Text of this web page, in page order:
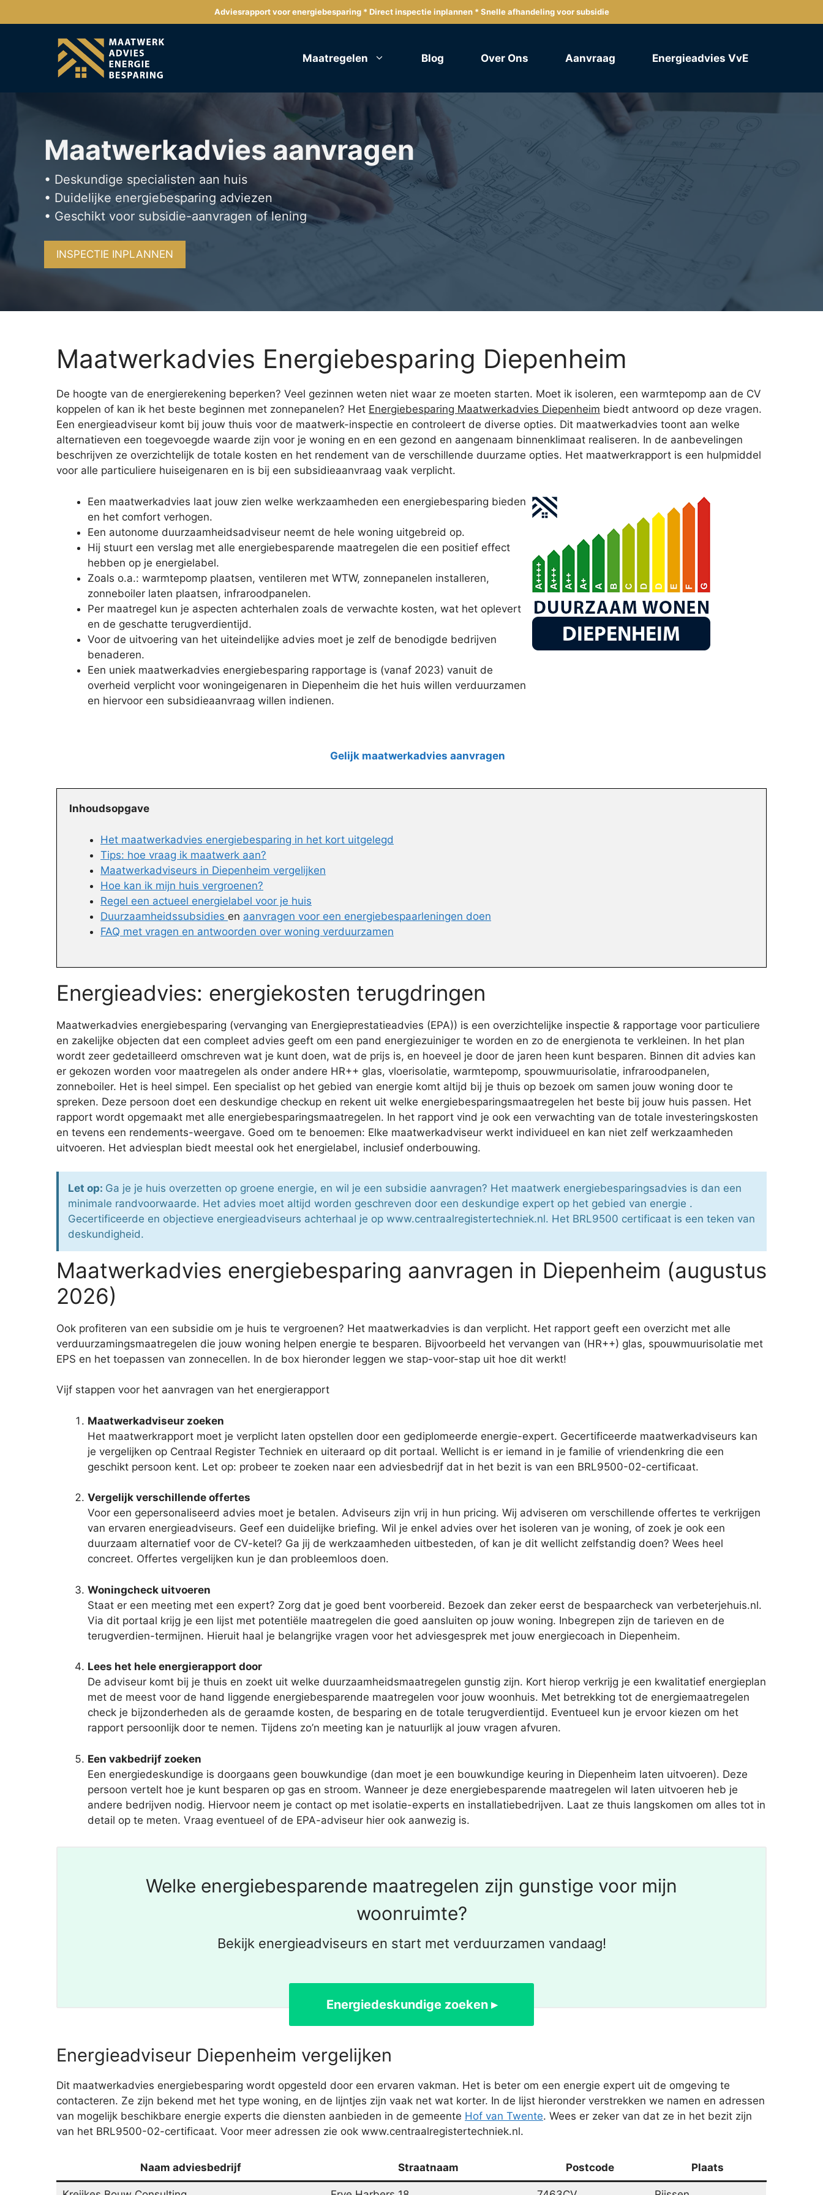
naar
Adviesrapport voor energiebesparing * Direct inspectie inplannen * Snelle afhandeling voor subsidie
Maatregelen Blog Over Ons Aanvraag Energieadvies VvE
Maatwerkadvies aanvragen
• Deskundige specialisten aan huis
• Duidelijke energiebesparing adviezen
• Geschikt voor subsidie-aanvragen of lening
INSPECTIE INPLANNEN
Maatwerkadvies Energiebesparing Diepenheim
De hoogte van de energierekening beperken? Veel gezinnen weten niet waar ze moeten starten. Moet ik isoleren, een warmtepomp aan de CV
koppelen of kan ik het beste beginnen met zonnepanelen? Het Energiebesparing Maatwerkadvies Diepenheim biedt antwoord op deze vragen.
Een energieadviseur komt bij jouw thuis voor de maatwerk-inspectie en controleert de diverse opties. Dit maatwerkadvies toont aan welke
alternatieven een toegevoegde waarde zijn voor je woning en en een gezond en aangenaam binnenklimaat realiseren. In de aanbevelingen
beschrijven ze overzichtelijk de totale kosten en het rendement van de verschillende duurzame opties. Het maatwerkrapport is een hulpmiddel
voor alle particuliere huiseigenaren en is bij een subsidieaanvraag vaak verplicht.
Een maatwerkadvies laat jouw zien welke werkzaamheden een energiebesparing bieden
en het comfort verhogen.
Een autonome duurzaamheidsadviseur neemt de hele woning uitgebreid op.
Hij stuurt een verslag met alle energiebesparende maatregelen die een positief effect
hebben op je energielabel.
Zoals o.a.: warmtepomp plaatsen, ventileren met WTW, zonnepanelen installeren,
zonneboiler laten plaatsen, infraroodpanelen.
Per maatregel kun je aspecten achterhalen zoals de verwachte kosten, wat het oplevert
en de geschatte terugverdientijd.
Voor de uitvoering van het uiteindelijke advies moet je zelf de benodigde bedrijven
benaderen.
Een uniek maatwerkadvies energiebesparing rapportage is (vanaf 2023) vanuit de
overheid verplicht voor woningeigenaren in Diepenheim die het huis willen verduurzamen
en hiervoor een subsidieaanvraag willen indienen.
Gelijk maatwerkadvies aanvragen
Inhoudsopgave
Het maatwerkadvies energiebesparing in het kort uitgelegd
Tips: hoe vraag ik maatwerk aan?
Maatwerkadviseurs in Diepenheim vergelijken
Hoe kan ik mijn huis vergroenen?
Regel een actueel energielabel voor je huis
Duurzaamheidssubsidies en aanvragen voor een energiebespaarleningen doen
FAQ met vragen en antwoorden over woning verduurzamen
Energieadvies: energiekosten terugdringen
Maatwerkadvies energiebesparing (vervanging van Energieprestatieadvies (EPA)) is een overzichtelijke inspectie & rapportage voor particuliere
en zakelijke objecten dat een compleet advies geeft om een pand energiezuiniger te worden en zo de energienota te verkleinen. In het plan
wordt zeer gedetailleerd omschreven wat je kunt doen, wat de prijs is, en hoeveel je door de jaren heen kunt besparen. Binnen dit advies kan
er gekozen worden voor maatregelen als onder andere HR++ glas, vloerisolatie, warmtepomp, spouwmuurisolatie, infraroodpanelen,
zonneboiler. Het is heel simpel. Een specialist op het gebied van energie komt altijd bij je thuis op bezoek om samen jouw woning door te
spreken. Deze persoon doet een deskundige checkup en rekent uit welke energiebesparingsmaatregelen het beste bij jouw huis passen. Het
rapport wordt opgemaakt met alle energiebesparingsmaatregelen. In het rapport vind je ook een verwachting van de totale investeringskosten
en tevens een rendements-weergave. Goed om te benoemen: Elke maatwerkadviseur werkt individueel en kan niet zelf werkzaamheden
uitvoeren. Het adviesplan biedt meestal ook het energielabel, inclusief onderbouwing.
Let op: Ga je je huis overzetten op groene energie, en wil je een subsidie aanvragen? Het maatwerk energiebesparingsadvies is dan een
minimale randvoorwaarde. Het advies moet altijd worden geschreven door een deskundige expert op het gebied van energie .
Gecertificeerde en objectieve energieadviseurs achterhaal je op www.centraalregistertechniek.nl. Het BRL9500 certificaat is een teken van
deskundigheid.
Maatwerkadvies energiebesparing aanvragen in Diepenheim (augustus
2026)
Ook profiteren van een subsidie om je huis te vergroenen? Het maatwerkadvies is dan verplicht. Het rapport geeft een overzicht met alle
verduurzamingsmaatregelen die jouw woning helpen energie te besparen. Bijvoorbeeld het vervangen van (HR++) glas, spouwmuurisolatie met
EPS en het toepassen van zonnecellen. In de box hieronder leggen we stap-voor-stap uit hoe dit werkt!
Vijf stappen voor het aanvragen van het energierapport
Maatwerkadviseur zoeken
Het maatwerkrapport moet je verplicht laten opstellen door een gediplomeerde energie-expert. Gecertificeerde maatwerkadviseurs kan
je vergelijken op Centraal Register Techniek en uiteraard op dit portaal. Wellicht is er iemand in je familie of vriendenkring die een
geschikt persoon kent. Let op: probeer te zoeken naar een adviesbedrijf dat in het bezit is van een BRL9500-02-certificaat.
Vergelijk verschillende offertes
Voor een gepersonaliseerd advies moet je betalen. Adviseurs zijn vrij in hun pricing. Wij adviseren om verschillende offertes te verkrijgen
van ervaren energieadviseurs. Geef een duidelijke briefing. Wil je enkel advies over het isoleren van je woning, of zoek je ook een
duurzaam alternatief voor de CV-ketel? Ga jij de werkzaamheden uitbesteden, of kan je dit wellicht zelfstandig doen? Wees heel
concreet. Offertes vergelijken kun je dan probleemloos doen.
Woningcheck uitvoeren
Staat er een meeting met een expert? Zorg dat je goed bent voorbereid. Bezoek dan zeker eerst de bespaarcheck van verbeterjehuis.nl.
Via dit portaal krijg je een lijst met potentiële maatregelen die goed aansluiten op jouw woning. Inbegrepen zijn de tarieven en de
terugverdien-termijnen. Hieruit haal je belangrijke vragen voor het adviesgesprek met jouw energiecoach in Diepenheim.
Lees het hele energierapport door
De adviseur komt bij je thuis en zoekt uit welke duurzaamheidsmaatregelen gunstig zijn. Kort hierop verkrijg je een kwalitatief energieplan
met de meest voor de hand liggende energiebesparende maatregelen voor jouw woonhuis. Met betrekking tot de energiemaatregelen
check je bijzonderheden als de geraamde kosten, de besparing en de totale terugverdientijd. Eventueel kun je ervoor kiezen om het
rapport persoonlijk door te nemen. Tijdens zo’n meeting kan je natuurlijk al jouw vragen afvuren.
Een vakbedrijf zoeken
Een energiedeskundige is doorgaans geen bouwkundige (dan moet je een bouwkundige keuring in Diepenheim laten uitvoeren). Deze
persoon vertelt hoe je kunt besparen op gas en stroom. Wanneer je deze energiebesparende maatregelen wil laten uitvoeren heb je
andere bedrijven nodig. Hiervoor neem je contact op met isolatie-experts en installatiebedrijven. Laat ze thuis langskomen om alles tot in
detail op te meten. Vraag eventueel of de EPA-adviseur hier ook aanwezig is.
Welke energiebesparende maatregelen zijn gunstige voor mijn
woonruimte?
Bekijk energieadviseurs en start met verduurzamen vandaag!
Energiedeskundige zoeken ▸
Energieadviseur Diepenheim vergelijken
Dit maatwerkadvies energiebesparing wordt opgesteld door een ervaren vakman. Het is beter om een energie expert uit de omgeving te
contacteren. Ze zijn bekend met het type woning, en de lijntjes zijn vaak net wat korter. In de lijst hieronder verstrekken we namen en adressen
van mogelijk beschikbare energie experts die diensten aanbieden in de gemeente Hof van Twente. Wees er zeker van dat ze in het bezit zijn
van het BRL9500-02-certificaat. Voor meer adressen zie ook www.centraalregistertechniek.nl.
Naam adviesbedrijf Straatnaam Postcode Plaats